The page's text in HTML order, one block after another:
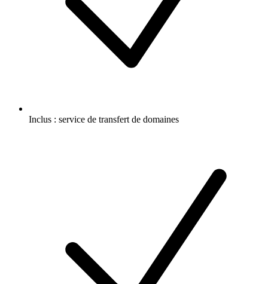
Inclus : service de transfert de domaines